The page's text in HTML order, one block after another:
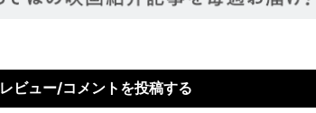
レビュー/コメントを投稿する